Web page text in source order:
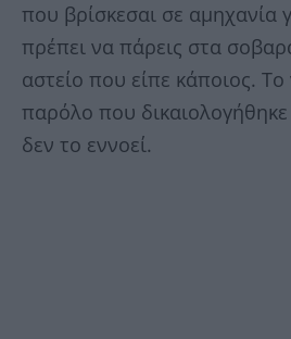
που βρίσκεσαι σε αμηχανία
πρέπει να πάρεις στα
αστείο που είπε κάποιος.
παρόλο που δικαιολογήθηκε
δεν το εννοεί.